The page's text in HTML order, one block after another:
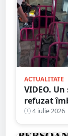
ACTUALITATE
VIDEO.
refuzat
cu4 iulie 2026